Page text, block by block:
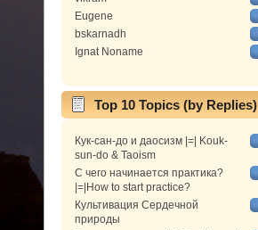
Eugene
bskarnadh
Ignat Noname
Top 10 Topics (by Replies)
Кук-сан-до и даосизм |=| Kouk-
sun-do & Taoism
С чего начинается практика?
|=|How to start practice?
Культивация Сердечной
природы